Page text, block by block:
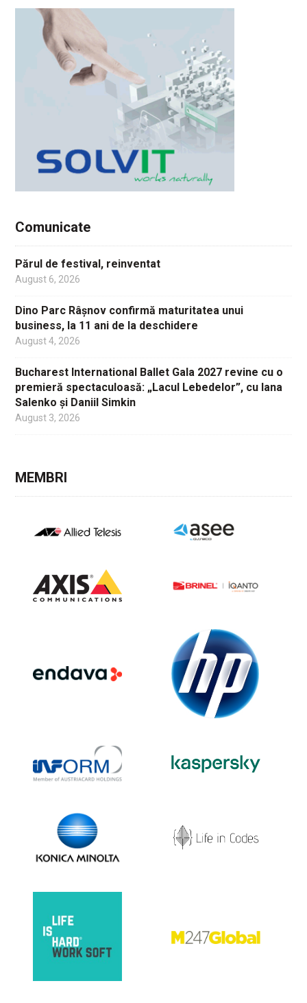
Comunicate
Părul de festival, reinventat
August 6, 2026
Dino Parc Râșnov confirmă maturitatea unui
business, la 11 ani de la deschidere
August 4, 2026
Bucharest International Ballet Gala 2027 revine cu o
premieră spectaculoasă: „Lacul Lebedelor”, cu Iana
Salenko și Daniil Simkin
August 3, 2026
MEMBRI